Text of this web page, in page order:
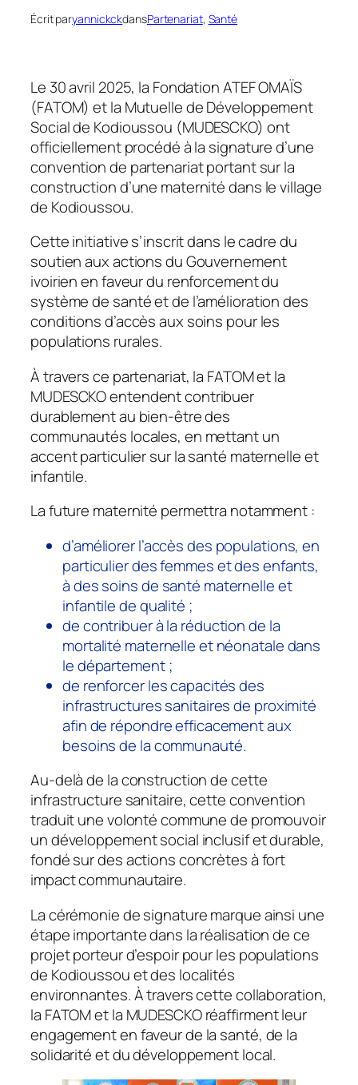
Écrit paryannickckdansPartenariat, Santé
Le 30 avril 2025, la Fondation ATEF OMAÏS
(FATOM) et la Mutuelle de Développement
Social de Kodioussou (MUDESCKO) ont
officiellement procédé à la signature d’une
convention de partenariat portant sur la
construction d’une maternité dans le village
de Kodioussou.
Cette initiative s’inscrit dans le cadre du
soutien aux actions du Gouvernement
ivoirien en faveur du renforcement du
système de santé et de l’amélioration des
conditions d’accès aux soins pour les
populations rurales.
À travers ce partenariat, la FATOM et la
MUDESCKO entendent contribuer
durablement au bien-être des
communautés locales, en mettant un
accent particulier sur la santé maternelle et
infantile.
La future maternité permettra notamment :
d’améliorer l’accès des populations, en
particulier des femmes et des enfants,
à des soins de santé maternelle et
infantile de qualité ;
de contribuer à la réduction de la
mortalité maternelle et néonatale dans
le département ;
de renforcer les capacités des
infrastructures sanitaires de proximité
afin de répondre efficacement aux
besoins de la communauté.
Au-delà de la construction de cette
infrastructure sanitaire, cette convention
traduit une volonté commune de promouvoir
un développement social inclusif et durable,
fondé sur des actions concrètes à fort
impact communautaire.
La cérémonie de signature marque ainsi une
étape importante dans la réalisation de ce
projet porteur d’espoir pour les populations
de Kodioussou et des localités
environnantes. À travers cette collaboration,
la FATOM et la MUDESCKO réaffirment leur
engagement en faveur de la santé, de la
solidarité et du développement local.